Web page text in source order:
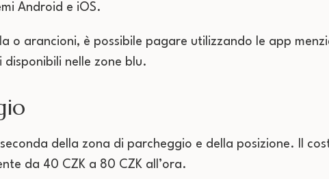
Android e iOS.
o arancioni, è possibile pagare utilizzando le app
nelle zone blu.
della zona di parcheggio e della posizione. Il
da 40 CZK a 80 CZK all’ora.